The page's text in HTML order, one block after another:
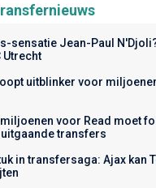
sensatie Jean-Paul
Utrecht
uitblinker voor
miljoenen voor Read moet
transfers
in transfersaga: Ajax kan